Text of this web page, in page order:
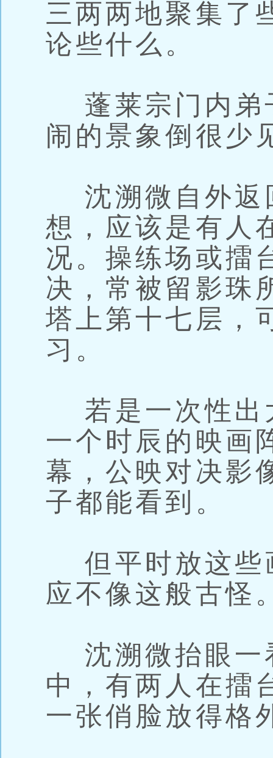
三两两地聚集了
论些什么。
蓬莱宗门内弟
闹的景象倒很少
沈溯微自外返
想，应该是有人
况。操练场或擂
决，常被留影珠
塔上第十七层，
习。
若是一次性出
一个时辰的映画
幕，公映对决影
子都能看到。
但平时放这些
应不像这般古怪
沈溯微抬眼一
中，有两人在擂
一张俏脸放得格